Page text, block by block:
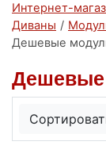
Интернет-
Диваны /
Дешевые